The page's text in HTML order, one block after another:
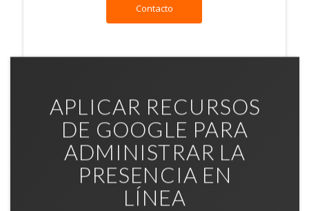
Contacto
APLICAR RECURSOS
DE GOOGLE PARA
ADMINISTRAR LA
PRESENCIA EN
LÍNEA